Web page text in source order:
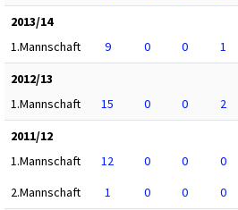
2013/14
1.Mannschaft
9 0 0 1
2012/13
1.Mannschaft
15 0 0 2
2011/12
1.Mannschaft
12 0 0 0
2.Mannschaft
1 0 0 0